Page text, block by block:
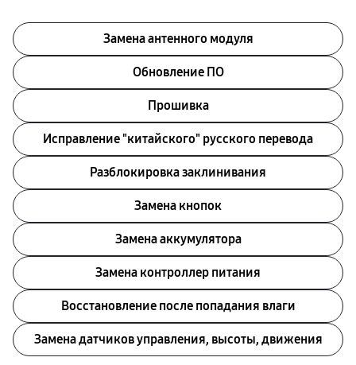
Замена антенного модуля
Обновление ПО
Прошивка
Исправление "китайского" русского перевода
Разблокировка заклинивания
Замена кнопок
Замена аккумулятора
Замена контроллер питания
Восстановление после попадания влаги
Замена датчиков управления, высоты, движения